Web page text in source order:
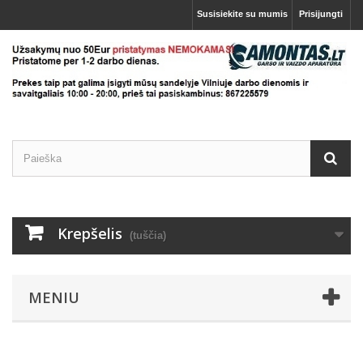
Prisijungti
Susisiekite su mumis
Krepšelis (tuščia)
MENIU